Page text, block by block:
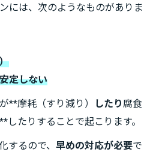
には、次のようなものがありま
定しない
**摩耗（すり減り） したり腐食
したりすることで起こります。
するので、 早めの対応が必要で